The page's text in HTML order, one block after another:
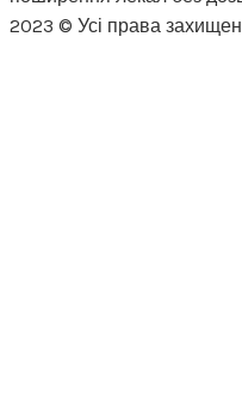
2023 © Усі права